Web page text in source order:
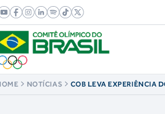
NOTÍCIAS
COB LEVA EXPERIÊNCIA